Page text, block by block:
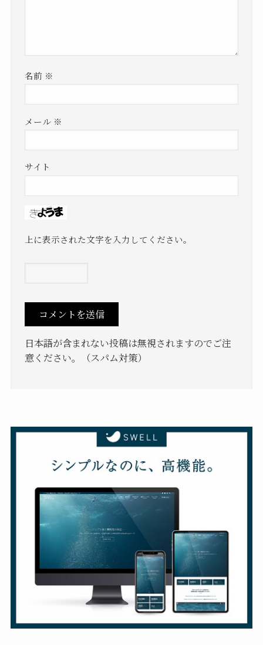
名前 ※
メール ※
サイト
上に表示された文字を入力してください。
日本語が含まれない投稿は無視されますのでご注
意ください。（スパム対策）